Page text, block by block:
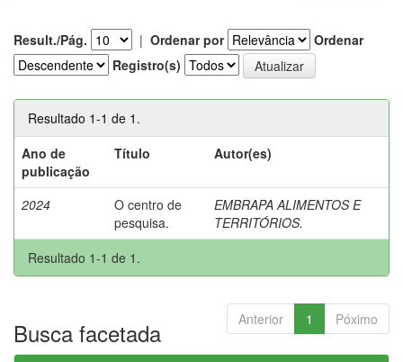
Result./Pág. | Ordenar por
Ordenar
Registro(s)
Resultado 1-1 de 1.
Ano de
publicação
Título Autor(es)
2024
O centro de
pesquisa.
EMBRAPA ALIMENTOS E
TERRITÓRIOS.
Resultado 1-1 de 1.
Anterior 1 Póximo
Busca facetada